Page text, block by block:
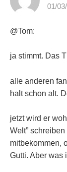
01/
@Tom:
ja stimmt. Das
alle anderen
halt schon alt.
jetzt wird er
Welt”
mitbekommen,
Gutti. Aber was